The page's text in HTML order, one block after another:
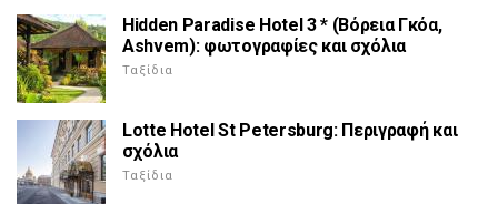
Hidden Paradise Hotel 3 * (Βόρεια Γκόα,
Ashvem): φωτογραφίες και σχόλια
Ταξίδια
Lotte Hotel St Petersburg: Περιγραφή και
σχόλια
Ταξίδια